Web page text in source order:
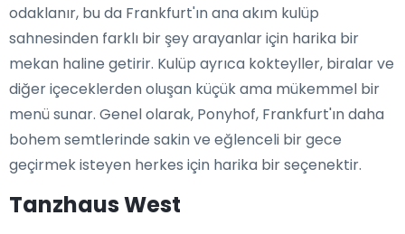
odaklanır, bu da Frankfurt'ın ana akım kulüp
sahnesinden farklı bir şey arayanlar için harika bir
mekan haline getirir. Kulüp ayrıca kokteyller, biralar ve
diğer içeceklerden oluşan küçük ama mükemmel bir
menü sunar. Genel olarak, Ponyhof, Frankfurt'ın daha
bohem semtlerinde sakin ve eğlenceli bir gece
geçirmek isteyen herkes için harika bir seçenektir.
Tanzhaus West